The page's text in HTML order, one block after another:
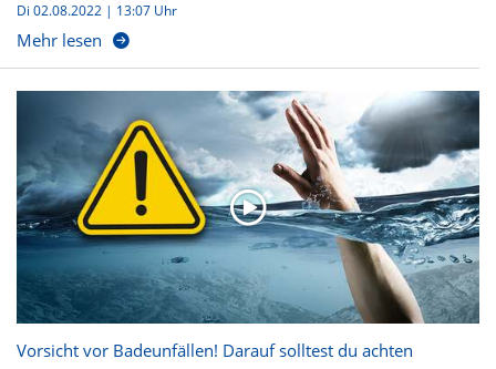
Di 02.08.2022 | 13:07 Uhr
Mehr lesen
Vorsicht vor Badeunfällen! Darauf solltest du achten